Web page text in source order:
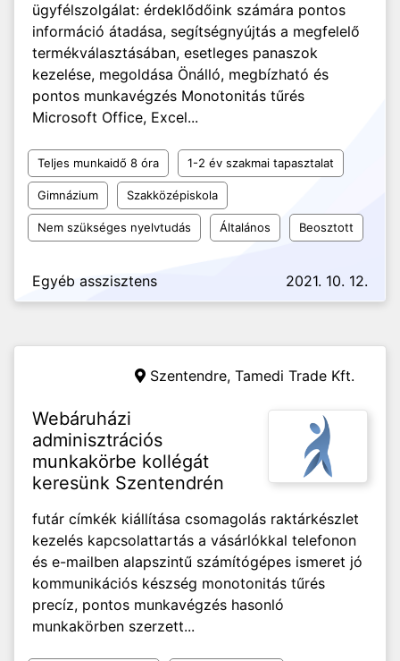
ügyfélszolgálat: érdeklődőink számára pontos
információ átadása, segítségnyújtás a megfelelő
termékválasztásában, esetleges panaszok
kezelése, megoldása Önálló, megbízható és
pontos munkavégzés Monotonitás tűrés
Microsoft Office, Excel...
Teljes munkaidő 8 óra 1-2 év szakmai tapasztalat
Gimnázium Szakközépiskola
Nem szükséges nyelvtudás Általános Beosztott
Egyéb asszisztens 2021. 10. 12.
Szentendre, Tamedi Trade Kft.
Webáruházi
adminisztrációs
munkakörbe kollégát
keresünk Szentendrén
futár címkék kiállítása csomagolás raktárkészlet
kezelés kapcsolattartás a vásárlókkal telefonon
és e-mailben alapszintű számítógépes ismeret jó
kommunikációs készség monotonitás tűrés
precíz, pontos munkavégzés hasonló
munkakörben szerzett...